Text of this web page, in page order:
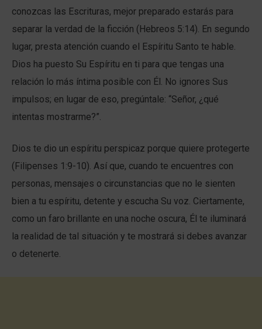
conozcas las Escrituras, mejor preparado estarás para
separar la verdad de la ficción (Hebreos 5:14). En segundo
lugar, presta atención cuando el Espíritu Santo te hable.
Dios ha puesto Su Espíritu en ti para que tengas una
relación lo más íntima posible con Él. No ignores Sus
impulsos; en lugar de eso, pregúntale: “Señor, ¿qué
intentas mostrarme?”.
Dios te dio un espíritu perspicaz porque quiere protegerte
(Filipenses 1:9-10). Así que, cuando te encuentres con
personas, mensajes o circunstancias que no le sienten
bien a tu espíritu, detente y escucha Su voz. Ciertamente,
como un faro brillante en una noche oscura, Él te iluminará
la realidad de tal situación y te mostrará si debes avanzar
o detenerte.